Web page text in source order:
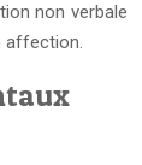
non verbale
affection.